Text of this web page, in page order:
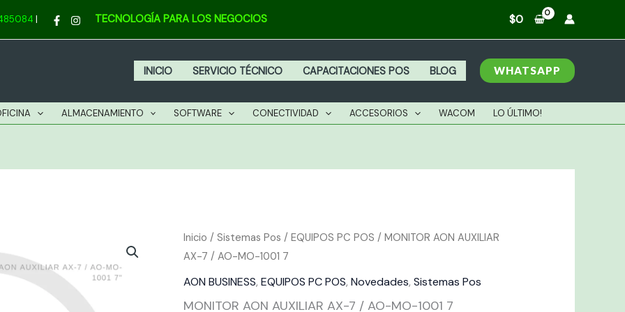
| TECNOLOGÍA PARA LOS NEGOCIOS $0
INICIO SERVICIO TÉCNICO CAPACITACIONES POS BLOG WHATSAPP
ALMACENAMIENTO SOFTWARE CONECTIVIDAD ACCESORIOS WACOM LO ÚLTIMO!
Inicio / Sistemas Pos /EQUIPOS PC POS / MONITOR AON AUXILIAR
AX-7 / AO-MO-1001 7
AON BUSINESS,EQUIPOS PC POS,Novedades,Sistemas Pos
MONITOR AON AUXILIAR AX-7 / AO-MO-1001 7
MONITOR
AON
AUXILIAR
AX-
7
/
AO-
MO-
1001